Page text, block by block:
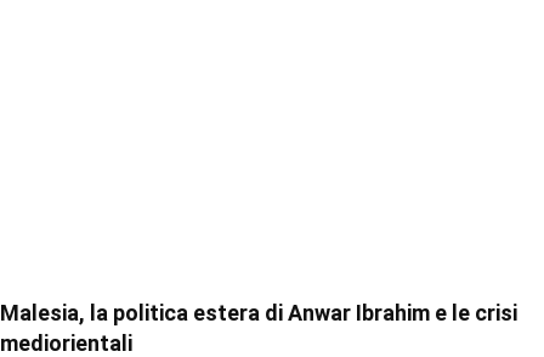
Malesia, la politica estera di Anwar Ibrahim e le crisi
mediorientali